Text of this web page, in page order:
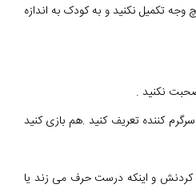
تکمیل نکنید و به کودک به اندازه
کننده تعریف کنید .هم بازی کنید
کردنش و اینکه درست حرف می زند یا